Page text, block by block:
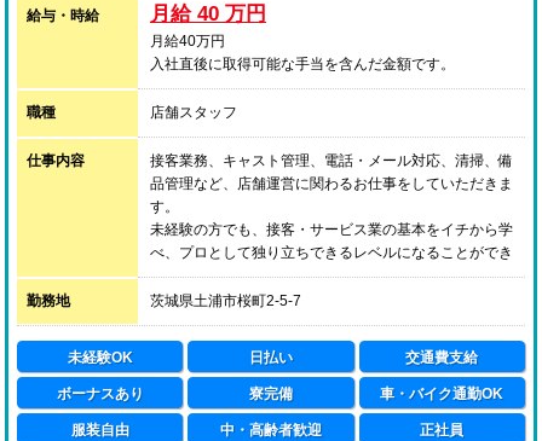
給与・時給 月給 40 万円
月給40万円
入社直後に取得可能な手当を含んだ金額です。
職種 店舗スタッフ
仕事内容
接客業務、キャスト管理、電話・メール対応、清掃、備
品管理など、店舗運営に関わるお仕事をしていただきま
す。
未経験の方でも、接客・サービス業の基本をイチから学
べ、プロとして独り立ちできるレベルになることができ
る環境です。
将来的に業界を離れることになったとしても、必ず役に
立つ技術を身に付けていただきたいと考えております。
勤務地 茨城県土浦市桜町2-5-7
未経験OK 日払い 交通費支給
ボーナスあり 寮完備 車・バイク通勤OK
服装自由 中・高齢者歓迎 正社員